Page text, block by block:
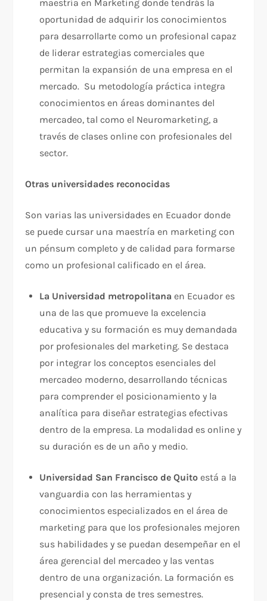
maestría en Marketing donde tendrás la
oportunidad de adquirir los conocimientos
para desarrollarte como un profesional capaz
de liderar estrategias comerciales que
permitan la expansión de una empresa en el
mercado. Su metodología práctica integra
conocimientos en áreas dominantes del
mercadeo, tal como el Neuromarketing, a
través de clases online con profesionales del
sector.
Otras universidades reconocidas
Son varias las universidades en Ecuador donde
se puede cursar una maestría en marketing con
un pénsum completo y de calidad para formarse
como un profesional calificado en el área.
La Universidad metropolitanaen Ecuador es
una de las que promueve la excelencia
educativa y su formación es muy demandada
por profesionales del marketing. Se destaca
por integrar los conceptos esenciales del
mercadeo moderno, desarrollando técnicas
para comprender el posicionamiento y la
analítica para diseñar estrategias efectivas
dentro de la empresa. La modalidad es online y
su duración es de un año y medio.
Universidad San Francisco de Quitoestá a la
vanguardia con las herramientas y
conocimientos especializados en el área de
marketing para que los profesionales mejoren
sus habilidades y se puedan desempeñar en el
área gerencial del mercadeo y las ventas
dentro de una organización. La formación es
presencial y consta de tres semestres.